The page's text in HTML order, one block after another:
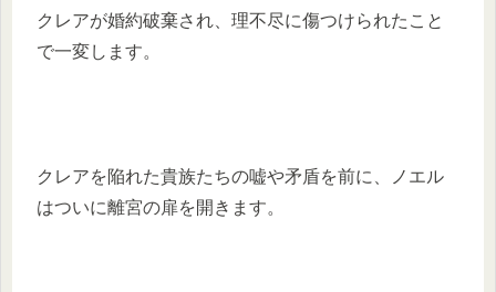
クレアが婚約破棄され、理不尽に傷つけられたこと
で一変します。
クレアを陥れた貴族たちの嘘や矛盾を前に、ノエル
はついに離宮の扉を開きます。